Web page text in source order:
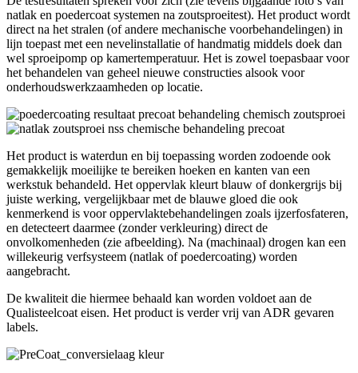
natlak en poedercoat systemen na zoutsproeitest). Het product wordt
direct na het stralen (of andere mechanische voorbehandelingen) in
lijn toepast met een nevelinstallatie of handmatig middels doek dan
wel sproeipomp op kamertemperatuur. Het is zowel toepasbaar voor
het behandelen van geheel nieuwe constructies alsook voor
onderhoudswerkzaamheden op locatie.
Het product is waterdun en bij toepassing worden zodoende ook
gemakkelijk moeilijke te bereiken hoeken en kanten van een
werkstuk behandeld. Het oppervlak kleurt blauw of donkergrijs bij
juiste werking, vergelijkbaar met de blauwe gloed die ook
kenmerkend is voor oppervlaktebehandelingen zoals ijzerfosfateren,
en detecteert daarmee (zonder verkleuring) direct de
onvolkomenheden (zie afbeelding). Na (machinaal) drogen kan een
willekeurig verfsysteem (natlak of poedercoating) worden
aangebracht.
De kwaliteit die hiermee behaald kan worden voldoet aan de
Qualisteelcoat eisen. Het product is verder vrij van ADR gevaren
labels.